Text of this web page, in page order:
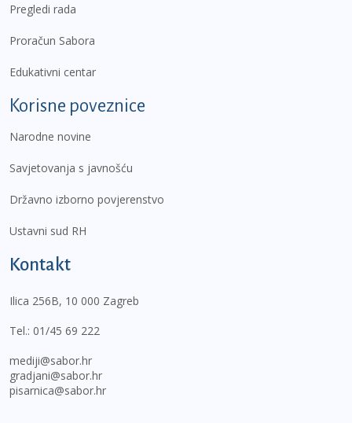
Pregledi rada
Proračun Sabora
Edukativni centar
Korisne poveznice
Narodne novine
Savjetovanja s javnošću
Državno izborno povjerenstvo
Ustavni sud RH
Kontakt
Ilica 256B, 10 000 Zagreb
Tel.: 01/45 69 222
mediji@sabor.hr
gradjani@sabor.hr
pisarnica@sabor.hr